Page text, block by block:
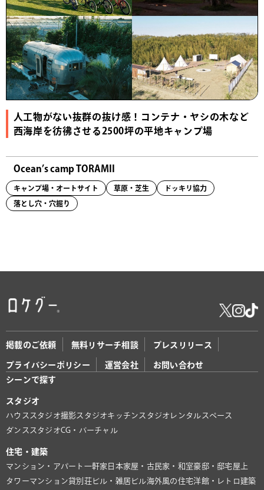
人工物がない抜群の抜け感！コンテナ・ヤシの木など
西海岸を彷彿させる2500坪の平地キャンプ場
Ocean’s camp TORAMII
キャンプ場・オートサイト 草原・芝生 ドッキリ協力
落とし穴・穴掘り
掲載のご依頼 無料リサーチ相談 プレスリリース
プライバシーポリシー 運営会社
お問い合わせ
シーンで探す
スタジオ
ハウススタジオ撮影スタジオキッチンスタジオ レンタルスペース
ダンススタジオCG・バーチャル
住宅・建築
マンション・アパート 一軒家 日本家屋・古民家・和室豪邸・邸宅屋上
タワーマンション貸別荘ビル・雑居ビル海外風の住宅洋館・レトロ建築